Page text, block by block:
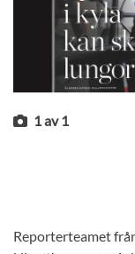
1av1
Reporterteamet